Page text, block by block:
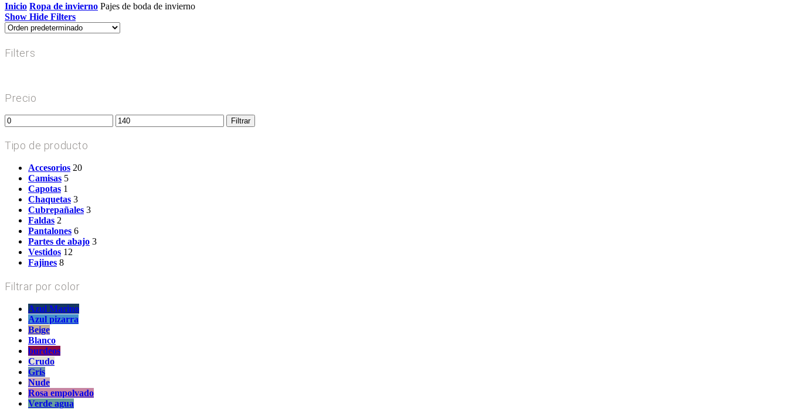
Inicio Ropa de invierno Pajes de boda de invierno
Show Hide Filters
Filters
Precio
Precio
mínimo
Precio
máximo
Filtrar
Tipo de producto
Accesorios 20
Camisas 5
Capotas 1
Chaquetas 3
Cubrepañales 3
Faldas 2
Pantalones 6
Partes de abajo 3
Vestidos 12
Fajines 8
Filtrar por color
Azul Marino
Azul pizarra
Beige
Blanco
burdeos
Crudo
Gris
Nude
Rosa empolvado
Verde agua